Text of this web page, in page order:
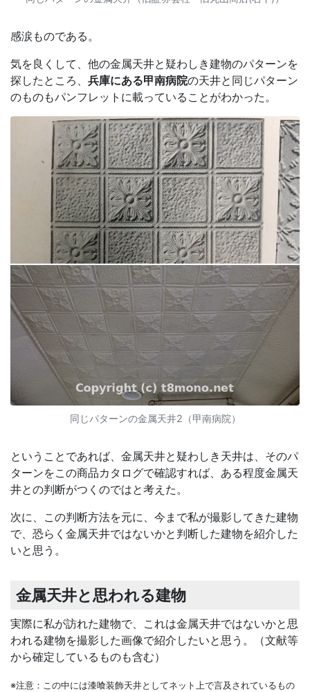
感涙ものである。
気を良くして、他の金属天井と疑わしき建物のパターンを
探したところ、 兵庫にある甲南病院の天井と同じパターン
のものもパンフレットに載っていることがわかった。
同じパターンの金属天井2（甲南病院）
ということであれば、金属天井と疑わしき天井は、そのパ
ターンをこの商品カタログで確認すれば、ある程度金属天
井との判断がつくのではと考えた。
次に、この判断方法を元に、今まで私が撮影してきた建物
で、恐らく金属天井ではないかと判断した建物を紹介した
いと思う。
金属天井と思われる建物
実際に私が訪れた建物で、これは金属天井ではないかと思
われる建物を撮影した画像で紹介したいと思う。（文献等
から確定しているものも含む）
※注意：この中には漆喰装飾天井としてネット上で言及されているもの